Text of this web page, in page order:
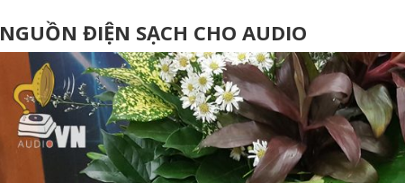
NGUỒN ĐIỆN SẠCH CHO AUDIO